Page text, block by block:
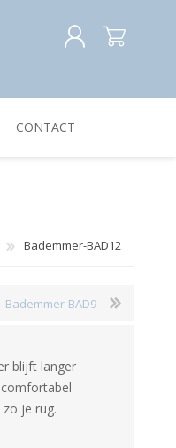
CONTACT
Bademmer-BAD12
Bademmer-BAD9
blijft langer
je rug.